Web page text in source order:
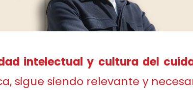
intelectual y cultura del
sigue siendo relevante y